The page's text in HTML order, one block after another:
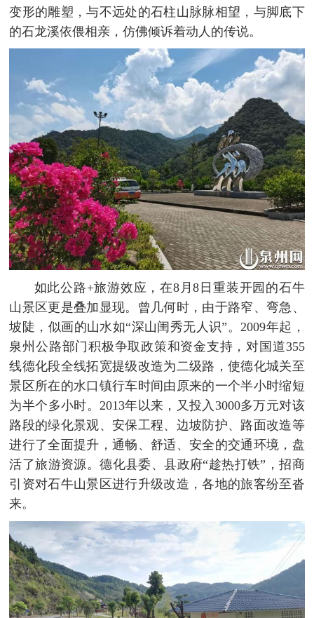
变形的雕塑，与不远处的石柱山脉脉相望，与脚底下
的石龙溪依偎相亲，仿佛倾诉着动人的传说。
如此公路+旅游效应，在8月8日重装开园的石牛
山景区更是叠加显现。曾几何时，由于路窄、弯急、
坡陡，似画的山水如“深山闺秀无人识”。2009年起，
泉州公路部门积极争取政策和资金支持，对国道355
线德化段全线拓宽提级改造为二级路，使德化城关至
景区所在的水口镇行车时间由原来的一个半小时缩短
为半个多小时。2013年以来，又投入3000多万元对该
路段的绿化景观、安保工程、边坡防护、路面改造等
进行了全面提升，通畅、舒适、安全的交通环境，盘
活了旅游资源。德化县委、县政府“趁热打铁”，招商
引资对石牛山景区进行升级改造，各地的旅客纷至沓
来。